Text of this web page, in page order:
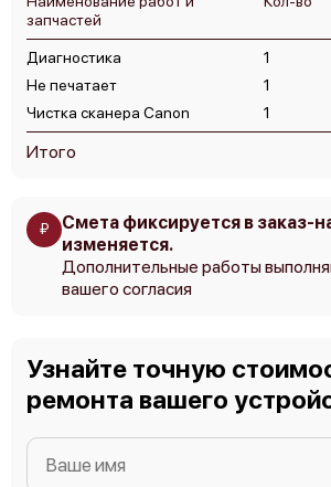
запчастей
Диагностика 1
Не печатает
1
Чистка сканера Canon
1
Итого
₽
Смета фиксируется в заказ-
изменяется.
Дополнительные работы
вашего согласия
Узнайте точную
ремонта вашего